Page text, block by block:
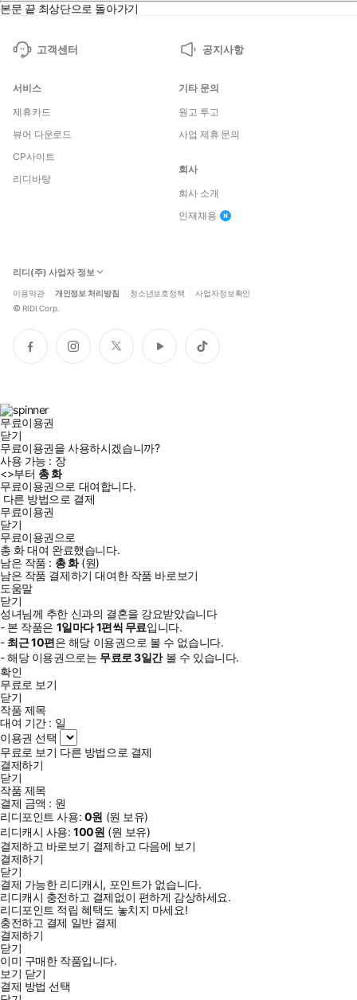
소꿉친구인 성녀에게서 ‘무능신’이라 불리는 추한 신과 결혼할 것을
강요받은 엘레노아. ···그런 줄 알았는데, 설마 그 신이 절세미남인 데
다 무능신은커녕 최고신이라는 게 사실인가요?! 약혼 파기와 성녀
ⓒFutaba Izumi 2023, Saki Akamura 2023, Taku Haruno
2023 / KADOKAWA CORPORATION
본문 끝 최상단으로 돌아가기
고객센터 공지사항
서비스
제휴카드
뷰어 다운로드
CP사이트
리디바탕
기타 문의
원고 투고
사업 제휴 문의
회사
회사 소개
인재채용
리디(주) 사업자 정보
이용약관 개인정보 처리방침 청소년보호정책 사업자정보확인
© RIDI Corp.
페
이
인
스
트
위
유
튜
틱
톡
무료이용권
닫기
무료이용권을 사용하시겠습니까?
사용 가능 : 장
<>부터 총화
무료이용권으로 대여합니다.
다른 방법으로 결제
무료이용권
닫기
무료이용권으로
총 화대여 완료했습니다.
남은 작품 : 총화(원)
남은 작품 결제하기 대여한 작품 바로보기
도움말
닫기
성녀님께 추한 신과의 결혼을 강요받았습니다
- 본 작품은 1일마다1편씩 무료입니다.
- 최근10편은 해당 이용권으로 볼 수 없습니다.
- 해당 이용권으로는 무료로3일간볼 수 있습니다.
확인
무료로 보기
닫기
작품 제목
대여 기간 : 일
이용권 선택
무료로 보기 다른 방법으로 결제
결제하기
닫기
작품 제목
결제 금액 : 원
리디포인트 사용: 0원 (원 보유)
리디캐시 사용:100원 (원 보유)
결제하고 바로보기 결제하고 다음에 보기
결제하기
닫기
결제 가능한 리디캐시, 포인트가 없습니다.
리디캐시 충전하고 결제없이 편하게 감상하세요.
리디포인트 적립 혜택도 놓치지 마세요!
충전하고 결제 일반 결제
결제하기
닫기
이미 구매한 작품입니다.
보기 닫기
결제 방법 선택